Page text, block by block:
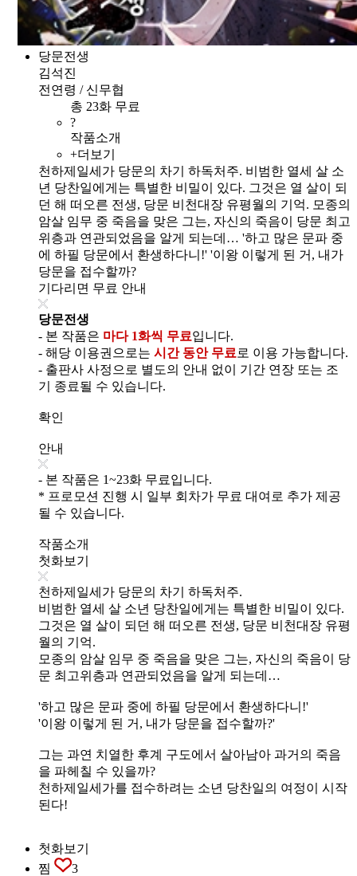
당문전생
김석진
전연령 / 신무협
총 23화 무료
?
작품소개
+더보기
천하제일세가 당문의 차기 하독처주. 비범한 열세 살 소
년 당찬일에게는 특별한 비밀이 있다. 그것은 열 살이 되
던 해 떠오른 전생, 당문 비천대장 유평월의 기억. 모종의
암살 임무 중 죽음을 맞은 그는, 자신의 죽음이 당문 최고
위층과 연관되었음을 알게 되는데… '하고 많은 문파 중
에 하필 당문에서 환생하다니!' '이왕 이렇게 된 거, 내가
당문을 접수할까?
기다리면 무료 안내
당문전생
- 본 작품은 마다 1화씩 무료입니다.
- 해당 이용권으로는 시간 동안 무료 로 이용 가능합니다.
- 출판사 사정으로 별도의 안내 없이 기간 연장 또는 조
기 종료될 수 있습니다.
확인
안내
- 본 작품은 1~23화 무료입니다.
* 프로모션 진행 시 일부 회차가 무료 대여로 추가 제공
될 수 있습니다.
작품소개
첫화보기
천하제일세가 당문의 차기 하독처주.
비범한 열세 살 소년 당찬일에게는 특별한 비밀이 있다.
그것은 열 살이 되던 해 떠오른 전생, 당문 비천대장 유평
월의 기억.
모종의 암살 임무 중 죽음을 맞은 그는, 자신의 죽음이 당
문 최고위층과 연관되었음을 알게 되는데…
'하고 많은 문파 중에 하필 당문에서 환생하다니!'
'이왕 이렇게 된 거, 내가 당문을 접수할까?'
그는 과연 치열한 후계 구도에서 살아남아 과거의 죽음
을 파헤칠 수 있을까?
천하제일세가를 접수하려는 소년 당찬일의 여정이 시작
된다!
첫화보기
찜
3